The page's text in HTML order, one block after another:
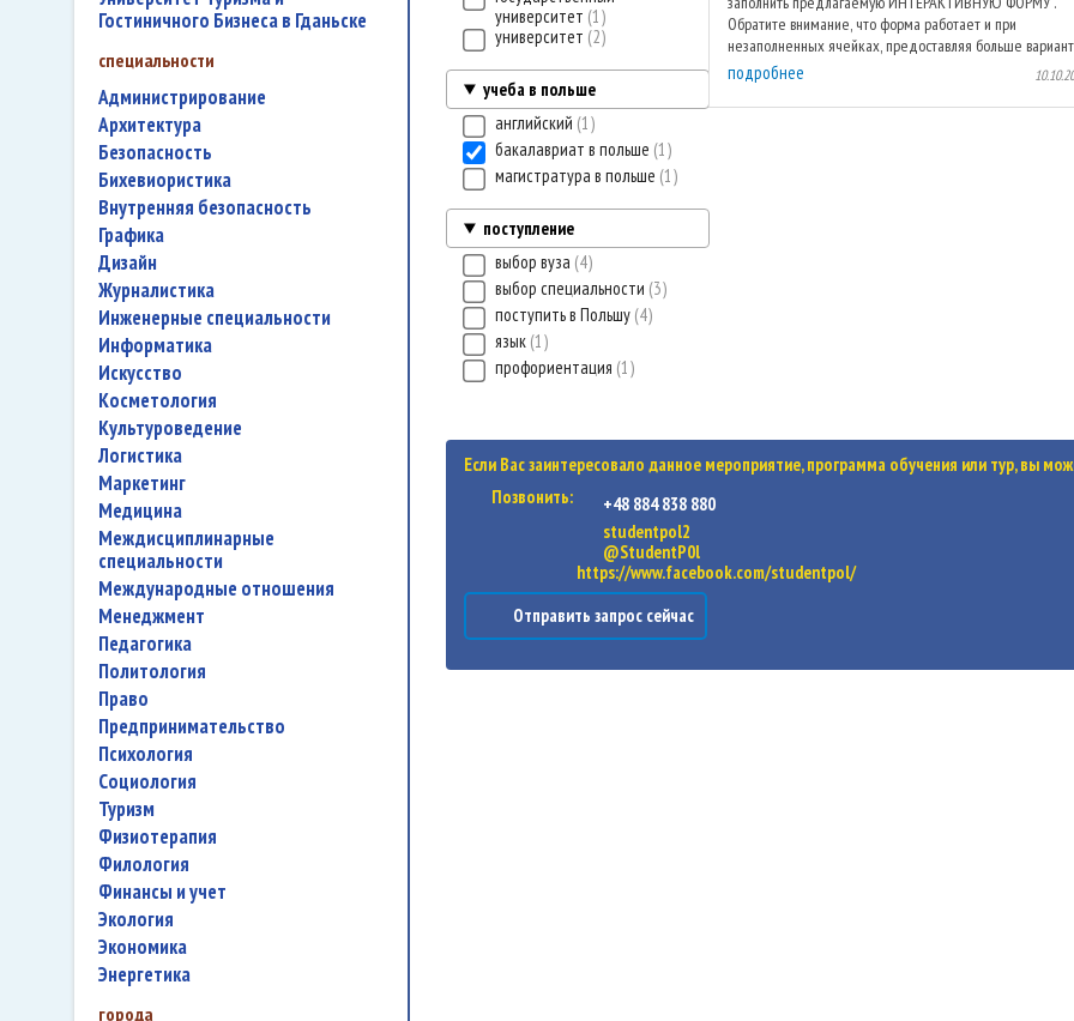
Гостиничного Бизнеса в Гданьске
специальности
администрирование
архитектура
безопасность
бихевиористика
внутренняя безопасность
графика
дизайн
журналистика
инженерные специальности
информатика
искусство
косметология
культуроведение
логистика
маркетинг
медицина
междисциплинарные
специальности
международные отношения
менеджмент
педагогика
политология
право
предпринимательство
психология
социология
туризм
физиотерапия
филология
финансы и учет
экология
экономика
энергетика
города
университет 1
университет 2
учеба в польше
английский 1
бакалавриат в польше 1
магистратура в польше 1
поступление
выбор вуза 4
выбор специальности 3
поступить в Польшу 4
язык 1
профориентация 1
Обратите внимание, что форма работает и при
незаполненных ячейках, предоставляя больше
...
подробнее
Если Вас заинтересовало данное мероприятие, программа обучения или тур, вы
Позвонить:
+48 884 838 880
studentpol2
@StudentP0l
https://www.facebook.com/studentpol/
Отправить запрос сейчас